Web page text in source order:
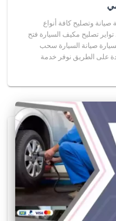
وتصليح كافة أنواع
تصليح مكيف السيارة فتح
صيانة السيارة سحب
على الطريق نوفر خدمة